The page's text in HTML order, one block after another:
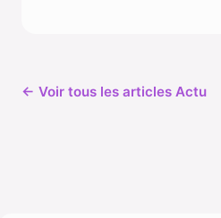
← Voir tous les articles Actu